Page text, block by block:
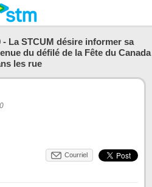
La STCUM désire informer sa
du défilé de la Fête du Canada
les rue
Courriel